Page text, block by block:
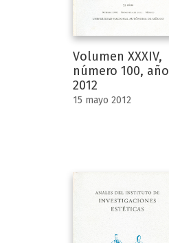
Volumen XXXIV,
número 100, año
2012
15 mayo 2012